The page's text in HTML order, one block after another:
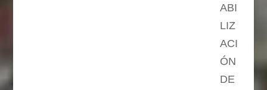
ABI
LIZ
ACI
ÓN
DE